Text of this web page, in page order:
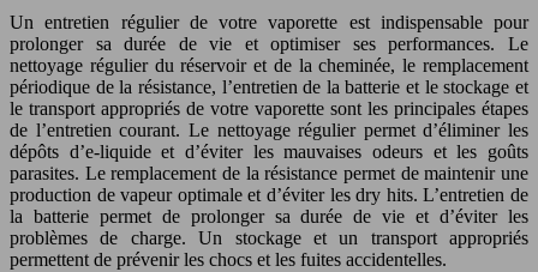
Un entretien régulier de votre vaporette est indispensable pour
prolonger sa durée de vie et optimiser ses performances. Le
nettoyage régulier du réservoir et de la cheminée, le remplacement
périodique de la résistance, l’entretien de la batterie et le stockage et
le transport appropriés de votre vaporette sont les principales étapes
de l’entretien courant. Le nettoyage régulier permet d’éliminer les
dépôts d’e-liquide et d’éviter les mauvaises odeurs et les goûts
parasites. Le remplacement de la résistance permet de maintenir une
production de vapeur optimale et d’éviter les dry hits. L’entretien de
la batterie permet de prolonger sa durée de vie et d’éviter les
problèmes de charge. Un stockage et un transport appropriés
permettent de prévenir les chocs et les fuites accidentelles.